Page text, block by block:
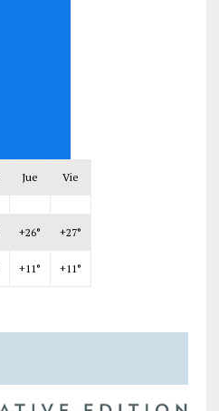
Jue Vie
+26° +27°
+11° +11°